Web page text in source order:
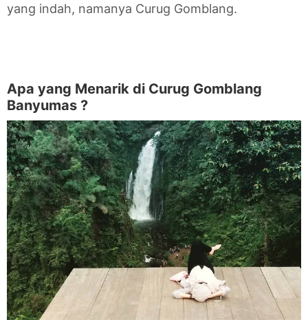
yang indah, namanya Curug Gomblang.
Apa yang Menarik di Curug Gomblang
Banyumas ?